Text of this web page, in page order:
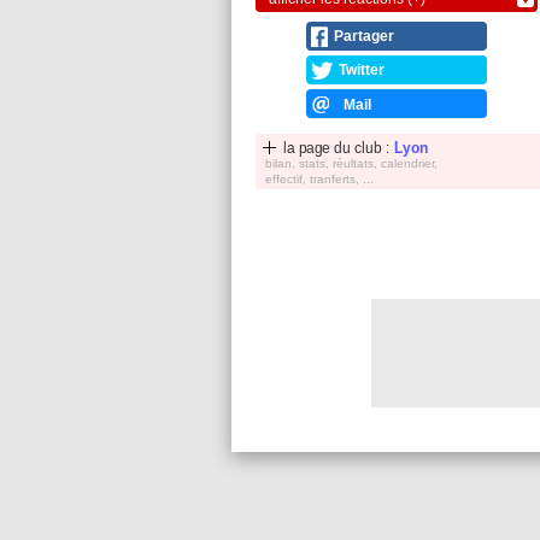
Partager
Twitter
Mail
la page du club : Lyon
bilan, stats, réultats, calendrier,
effectif, tranferts, ...